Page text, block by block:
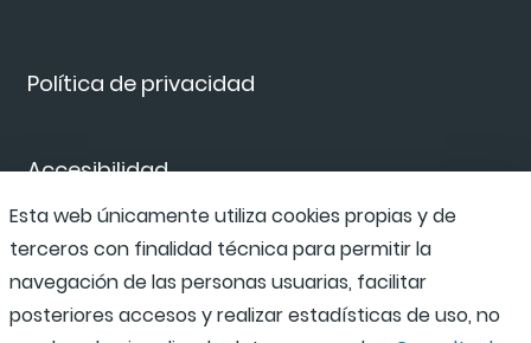
Política de privacidad
Accesibilidad
Canal de denuncias
Esta web únicamente utiliza cookies propias y de
terceros con finalidad técnica para permitir la
navegación de las personas usuarias, facilitar
posteriores accesos y realizar estadísticas de uso, no